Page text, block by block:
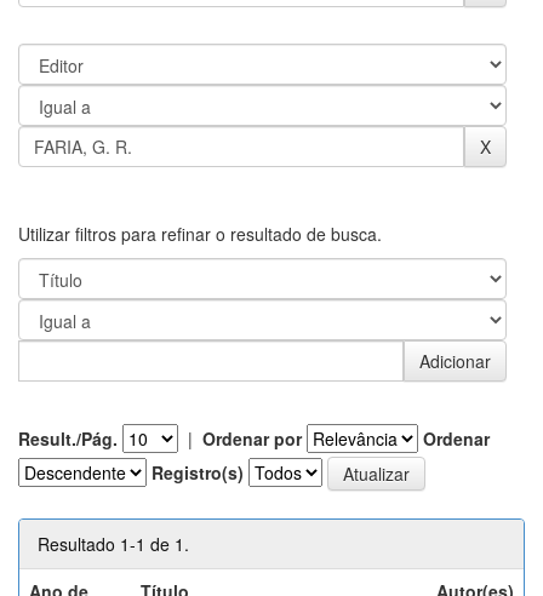
Utilizar filtros para refinar o resultado de busca.
Result./Pág. | Ordenar por
Ordenar
Registro(s)
Resultado 1-1 de 1.
Ano de
Título Autor(es)